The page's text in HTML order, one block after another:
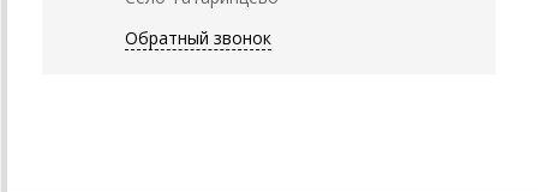
Обратный звонок